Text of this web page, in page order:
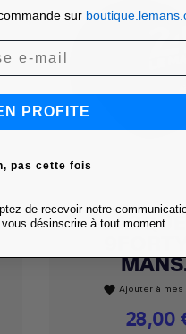
Achat
favorite Ajouter à mes
Prix
28,00
sur
PROFITE
pas cette fois
de recevoir notre
désinscrire à tout moment.